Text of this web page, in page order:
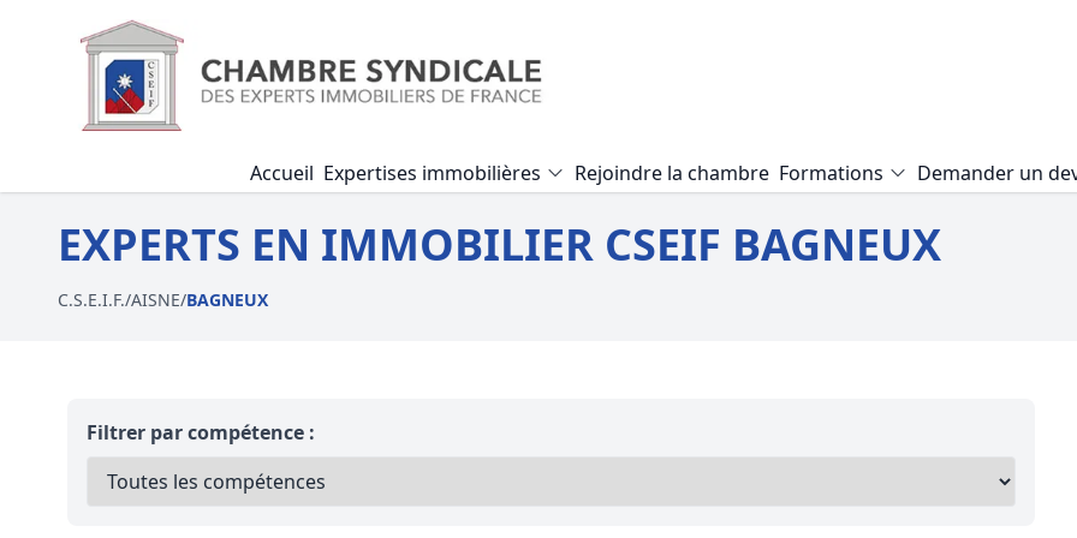
Accueil Expertises immobilières Rejoindre la chambre Formations
Formation Audit Accessibilité
Formation Expertise terrain
Formation Expertise d’un viager
Demander un
EXPERTS EN IMMOBILIER CSEIF BAGNEUX
C.S.E.I.F./AISNE/BAGNEUX
Filtrer par compétence :